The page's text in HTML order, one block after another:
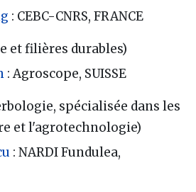
: CEBC-CNRS, FRANCE
et filières durables)
: Agroscope, SUISSE
spécialisée dans les
et l'agrotechnologie)
: NARDI Fundulea,